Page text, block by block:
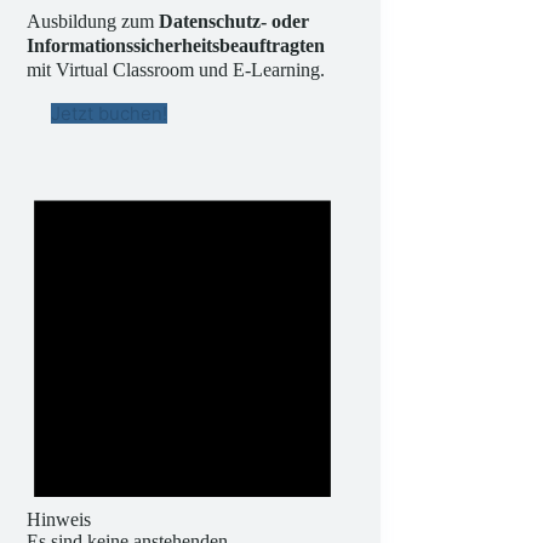
Ausbildung zumDatenschutz- oder
Informationssicherheitsbeauftragten
mit Virtual Classroom und E-Learning.
Jetzt buchen!
Hinweis